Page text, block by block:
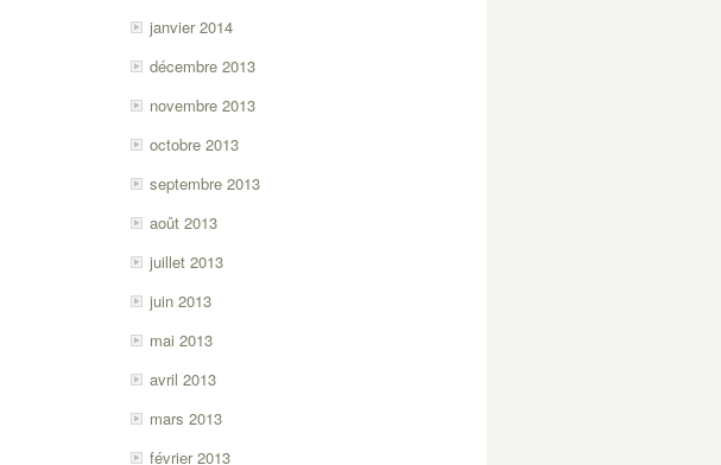
janvier 2014
décembre 2013
novembre 2013
octobre 2013
septembre 2013
août 2013
juillet 2013
juin 2013
mai 2013
avril 2013
mars 2013
février 2013